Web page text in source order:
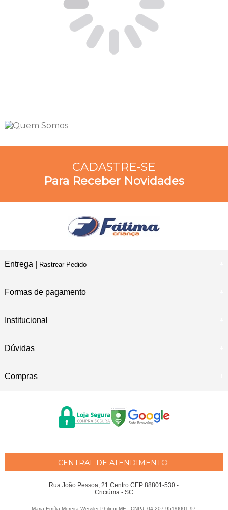
CADASTRE-SE
Para Receber Novidades
Entrega | Rastrear Pedido
Formas de pagamento
Institucional
Dúvidas
Compras
CENTRAL DE ATENDIMENTO
Rua João Pessoa, 21 Centro CEP 88801-530 -
Criciúma - SC
Maria Emília Moreira Wessler Philippi ME - CNPJ: 04.207.951/0001-97